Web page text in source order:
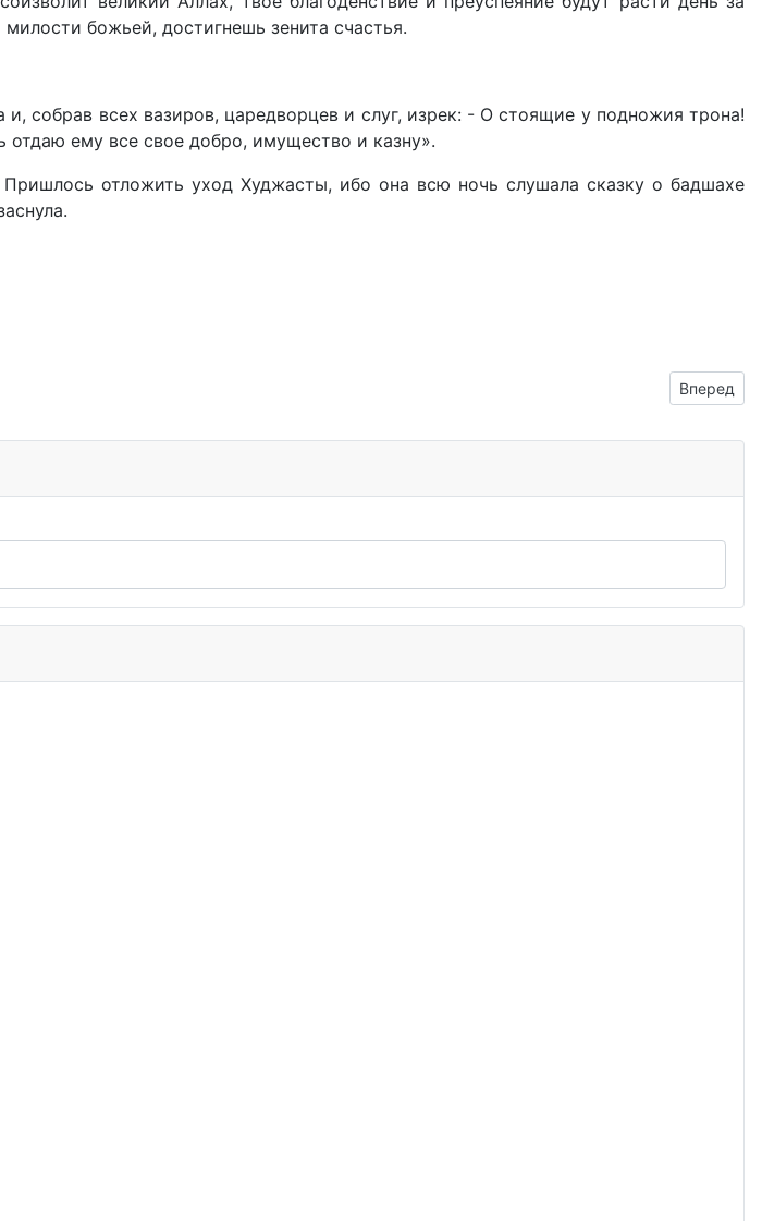
божьей, достигнешь зенита счастья.
собрав всех вазиров, царедворцев и слуг, изрек: - О стоящие у подножия трона!
отдаю ему все свое добро, имущество и казну».
отложить уход Худжасты, ибо она всю ночь слушала сказку о бадшахе
Вперед